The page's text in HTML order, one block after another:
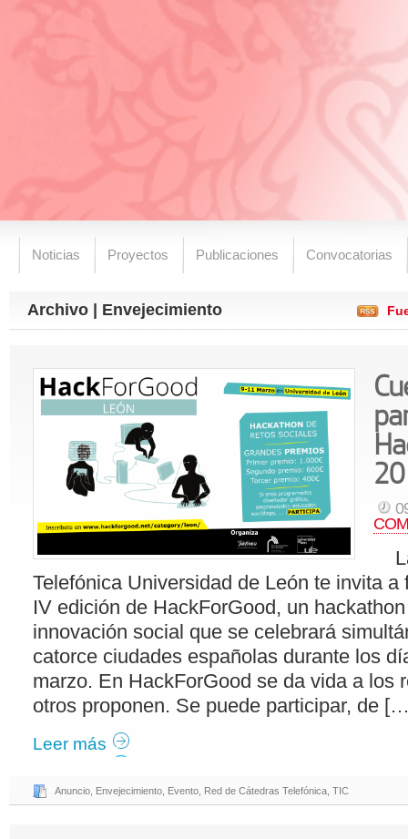
Noticias Proyectos Publicaciones Convocatorias
Archivo | Envejecimiento
Telefónica Universidad de León te invita a
IV edición de HackForGood, un
innovación social que se celebrará
catorce ciudades españolas durante los
marzo. En HackForGood se da vida a los
otros proponen. Se puede participar, de
Leer más
Anuncio Envejecimiento Evento Red de Cátedras Telefónica TIC